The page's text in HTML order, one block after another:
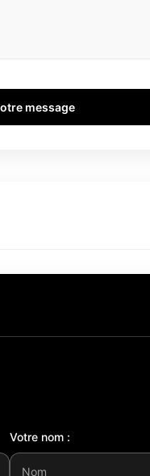
message
Votre nom :